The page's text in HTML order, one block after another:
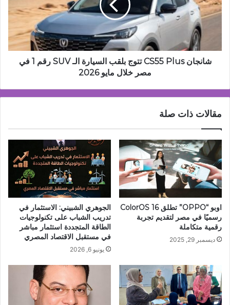
بلقب
السيارة
رقم
2026
شانجان CS55 Plus تتوج بلقب السيارة الـ SUV رقم 1 في
مصر خلال مايو 2026
مقالات ذات صلة
اوبو “OPPO” تطلق ColorOS 16
رسميًا في مصر لتقديم تجربة
رقمية متكاملة
ديسمبر 29, 2025
الجوهري الشبيني: الاستثمار في
تدريب الشباب على تكنولوجيات
الطاقة المتجددة استثمار مباشر
في مستقبل الاقتصاد المصري
يونيو 6, 2026